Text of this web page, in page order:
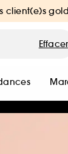
client(e)s
Effacer